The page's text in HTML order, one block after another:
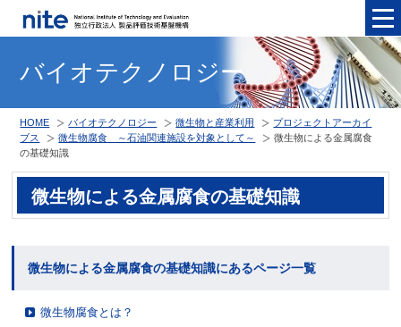
バイオテクノロジー
HOME バイオテクノロジー 微生物と産業利用
プロジェクトアーカイ
ブス
微生物腐食 ～石油関連施設を対象として～
微生物による金属腐食
の基礎知識
微生物による金属腐食の基礎知識
微生物による金属腐食の基礎知識にあるページ一覧
微生物腐食とは？